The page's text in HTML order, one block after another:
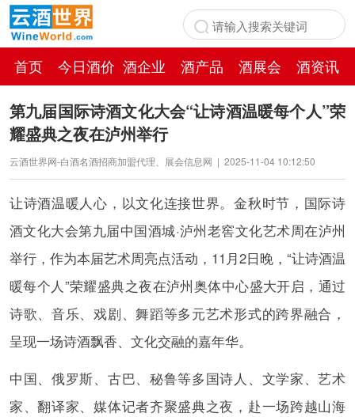
首页 今日酒价 酒企业 酒产品 酒展会
酒资讯
百科
第九届国际诗酒文化大会“让诗酒温暖每个人”荣
耀盛典之夜在泸州举行
云酒世界网-白酒名酒招商加盟代理、展会信息网 | 2025-11-04 10:12:50
让诗酒温暖人心，以文化连接世界。金秋时节，国际诗
酒文化大会第九届中国酒城·泸州老窖文化艺术周在泸州
举行，作为本届艺术周亮点活动，11月2日晚，“让诗酒温
暖每个人”荣耀盛典之夜在泸州奥体中心盛大开启，通过
诗歌、音乐、戏剧、舞蹈等多元艺术形式的跨界融合，
呈现一场诗酒飘香、文化交融的嘉年华。
中国、俄罗斯、古巴、秘鲁等多国诗人、文学家、艺术
家、翻译家、媒体记者齐聚盛典之夜，赴一场跨越山海